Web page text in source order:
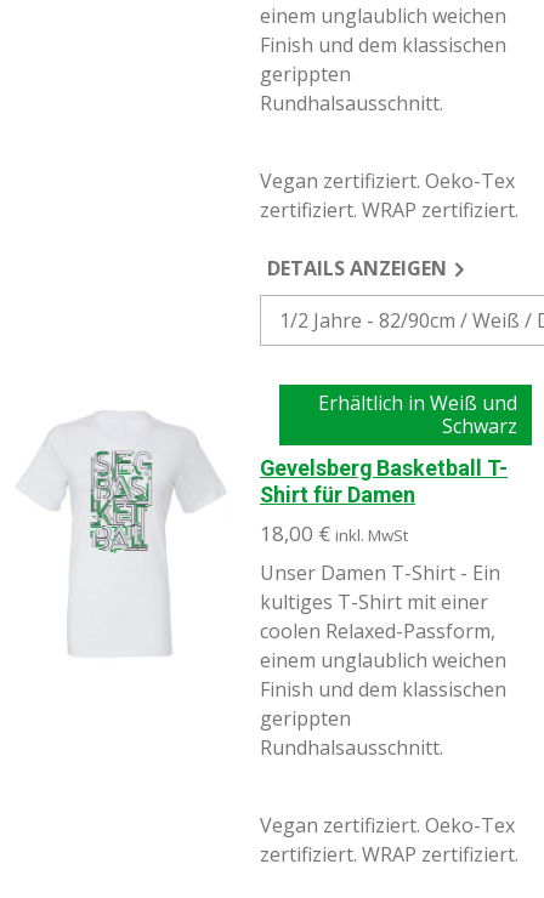
einem unglaublich weichen
Finish und dem klassischen
gerippten
Rundhalsausschnitt.
Vegan zertifiziert. Oeko-Tex
zertifiziert. WRAP zertifiziert.
DETAILS ANZEIGEN
Erhältlich in Weiß und
Schwarz
Gevelsberg Basketball T-
Shirt für Damen
18,00 € inkl. MwSt
Unser Damen T-Shirt - Ein
kultiges T-Shirt mit einer
coolen Relaxed-Passform,
einem unglaublich weichen
Finish und dem klassischen
gerippten
Rundhalsausschnitt.
Vegan zertifiziert. Oeko-Tex
zertifiziert. WRAP zertifiziert.